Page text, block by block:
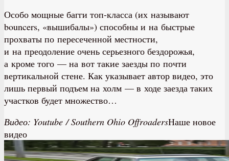
Особо мощные багги топ-класса (их называют
bouncers, «вышибалы») способны и на быстрые
прохваты по пересеченной местности,
и на преодоление очень серьезного бездорожья,
а кроме того — на вот такие заезды по почти
вертикальной стене. Как указывает автор видео, это
лишь первый подъем на холм — в ходе заезда таких
участков будет множество…
Видео: Youtube / Southern Ohio OffroadersНаше новое
видео